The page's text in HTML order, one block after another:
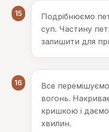
15
Подрібнюємо
суп. Частину
залишити для
16
Все
вогонь.
кришкою і
хвилин.